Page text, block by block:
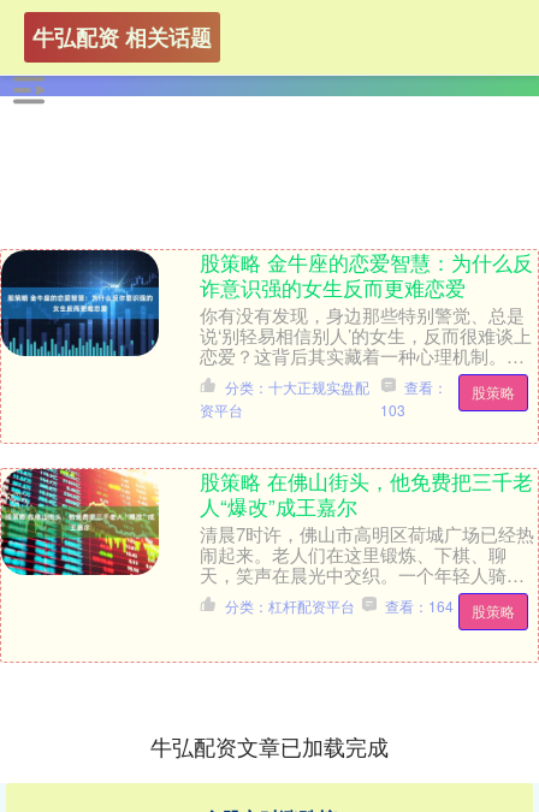
牛弘配资 相关话题
股策略 金牛座的恋爱智慧：为什么反
诈意识强的女生反而更难恋爱
你有没有发现，身边那些特别警觉、总是
说‘别轻易相信别人’的女生，反而很难谈上
恋爱？这背后其实藏着一种心理机制。她
们不是不渴望爱情，而是对伤害的恐惧让
她们选择了自....
股策略
分类：十大正规实盘配
资平台
查看：
103
股策略 在佛山街头，他免费把三千老
人“爆改”成王嘉尔
清晨7时许，佛山市高明区荷城广场已经热
闹起来。老人们在这里锻炼、下棋、聊
天，笑声在晨光中交织。一个年轻人骑着
电单车驶来，前座放着一把椅子和一个发
旧的工具包。他摆....
股策略
分类：杠杆配资平台 查看：164
牛弘配资文章已加载完成